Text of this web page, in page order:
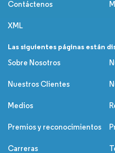
Contáctenos
XML
Las siguientes páginas están
Sobre Nosotros
Nuestros Clientes
Medios
Premios y reconocimientos
Carreras